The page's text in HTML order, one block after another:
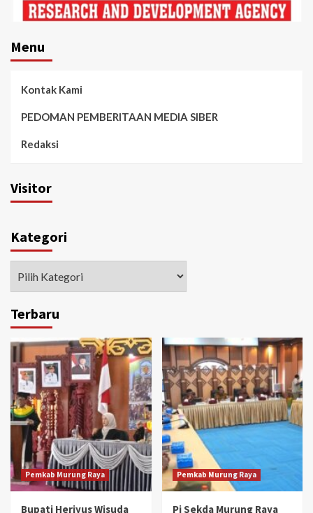
Menu
Kontak Kami
PEDOMAN PEMBERITAAN MEDIA SIBER
Redaksi
Visitor
Kategori
Terbaru
Pemkab Murung Raya
Bupati Heriyus Wisuda
Pemkab Murung Raya
Pj Sekda Murung Raya